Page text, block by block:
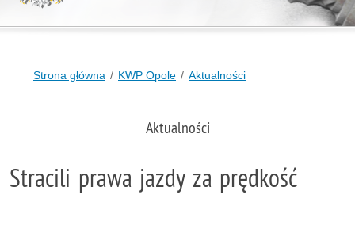
Strona główna KWP Opole Aktualności
Aktualności
Stracili prawa jazdy za prędkość